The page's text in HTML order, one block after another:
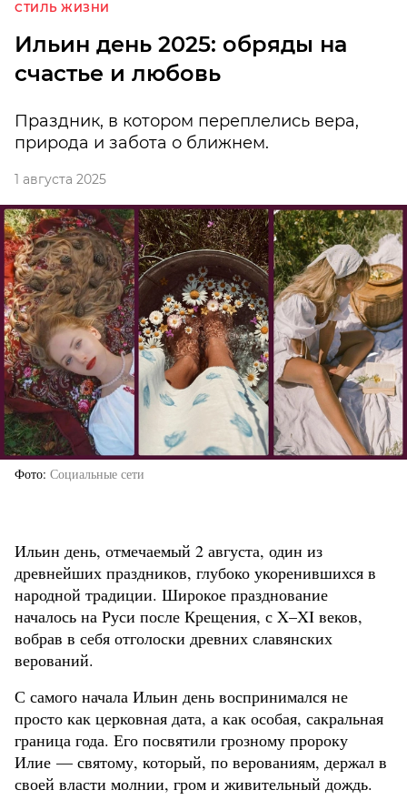
СТИЛЬ ЖИЗНИ
Ильин день 2025: обряды на
счастье и любовь
Праздник, в котором переплелись вера,
природа и забота о ближнем.
1 августа 2025
Фото Социальные сети
Ильин день, отмечаемый 2 августа, один из
древнейших праздников, глубоко укоренившихся в
народной традиции. Широкое празднование
началось на Руси после Крещения, с X–XI веков,
вобрав в себя отголоски древних славянских
верований.
С самого начала Ильин день воспринимался не
просто как церковная дата, а как особая, сакральная
граница года. Его посвятили грозному пророку
Илие — святому, который, по верованиям, держал в
своей власти молнии, гром и живительный дождь.